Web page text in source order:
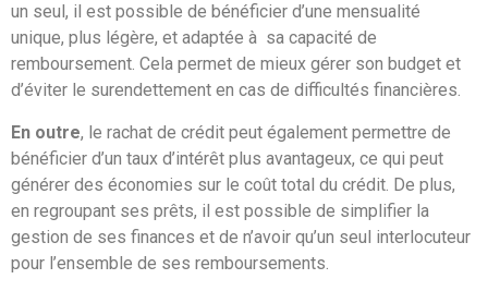
un seul, il est possible de bénéficier d’une mensualité
unique, plus légère, et adaptée à sa capacité de
remboursement. Cela permet de mieux gérer son budget et
d’éviter le surendettement en cas de difficultés financières.
En outre, le rachat de crédit peut également permettre de
bénéficier d’un taux d’intérêt plus avantageux, ce qui peut
générer des économies sur le coût total du crédit. De plus,
en regroupant ses prêts, il est possible de simplifier la
gestion de ses finances et de n’avoir qu’un seul interlocuteur
pour l’ensemble de ses remboursements.